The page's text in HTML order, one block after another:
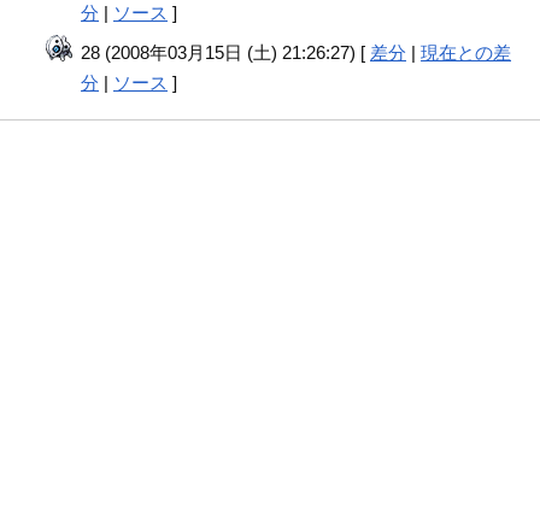
分 | ソース ]
28 (2008年03月15日 (土) 21:26:27) [ 差分 |現在との差
分 | ソース ]